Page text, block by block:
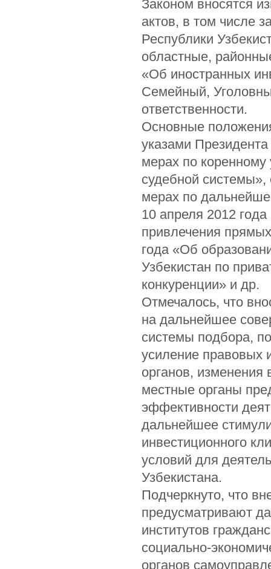
Законом вносятся
актов, в том числе
Республики
областные,
«Об иностранных
Семейный,
ответственности.
Основные
указами
мерах по
судебной
мерах по
10 апреля 2012
привлечения
года «Об
Узбекистан по
конкуренции» и др.
Отмечалось, что
на дальнейшее
системы подбора,
усиление правовых
органов, изменения
местные органы
эффективности
дальнейшее
инвестиционного
условий для
Узбекистана.
Подчеркнуто, что
предусматривают
институтов
социально-
органов